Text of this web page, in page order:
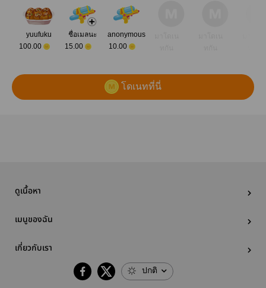
yuufuku
100.00
ชื่อเมลนะ
15.00
anonymous
10.00
โดเนทที่นี่
ดูเนื้อหา
เมนูของฉัน
เกี่ยวกับเรา
ปกติ